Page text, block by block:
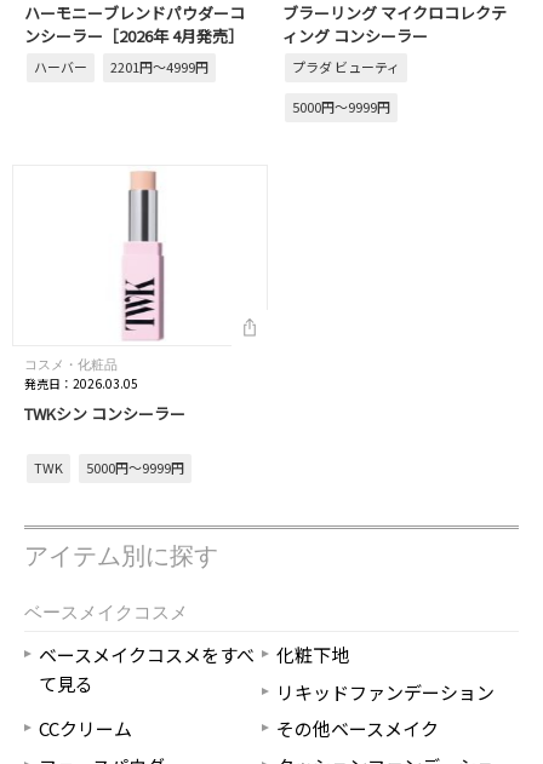
ハーモニーブレンドパウダーコ
ンシーラー［2026年 4月発売］
ハーバー 2201円～4999円
ブラーリング マイクロコレクテ
ィング コンシーラー
プラダ ビューティ
5000円～9999円
コスメ・化粧品
発売日：2026.03.05
TWKシン コンシーラー
TWK 5000円～9999円
アイテム別に探す
ベースメイクコスメ
ベースメイクコスメをすべ
て見る
化粧下地
リキッドファンデーション
CCクリーム
その他ベースメイク